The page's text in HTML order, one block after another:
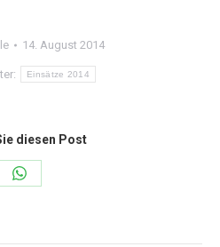
14. August 2014
Einsätze 2014
diesen Post
Share
WhatsApp